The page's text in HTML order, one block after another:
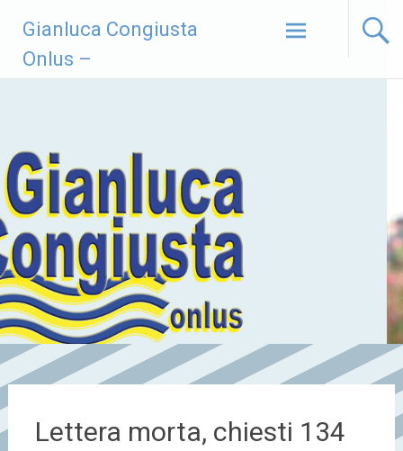
contenuto
Gianluca Congiusta
Onlus –
Lettera morta, chiesti 134